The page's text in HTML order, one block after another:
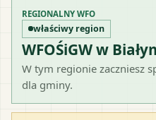
REGIONALNY WFO
właściwy region
WFOŚiGW w
W tym regionie zaczniesz
dla gminy.